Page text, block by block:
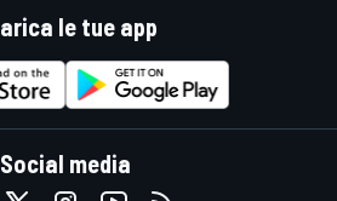
le tue app
Social media